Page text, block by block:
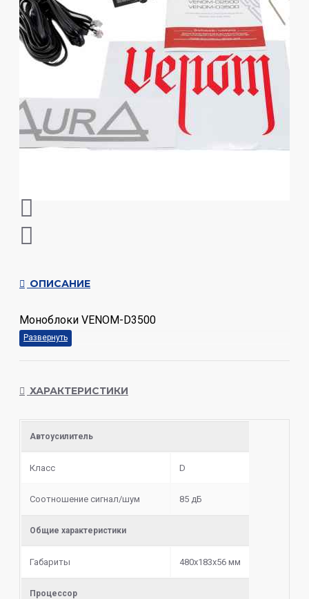
ОПИСАНИЕ
Моноблоки VENOM-D3500
ХАРАКТЕРИСТИКИ
Автоусилитель
Класс D
Соотношение сигнал/шум 85 дБ
Общие характеристики
Габариты 480x183x56 мм
Процессор